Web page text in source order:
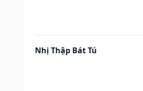
Nhị Thập Bát Tú